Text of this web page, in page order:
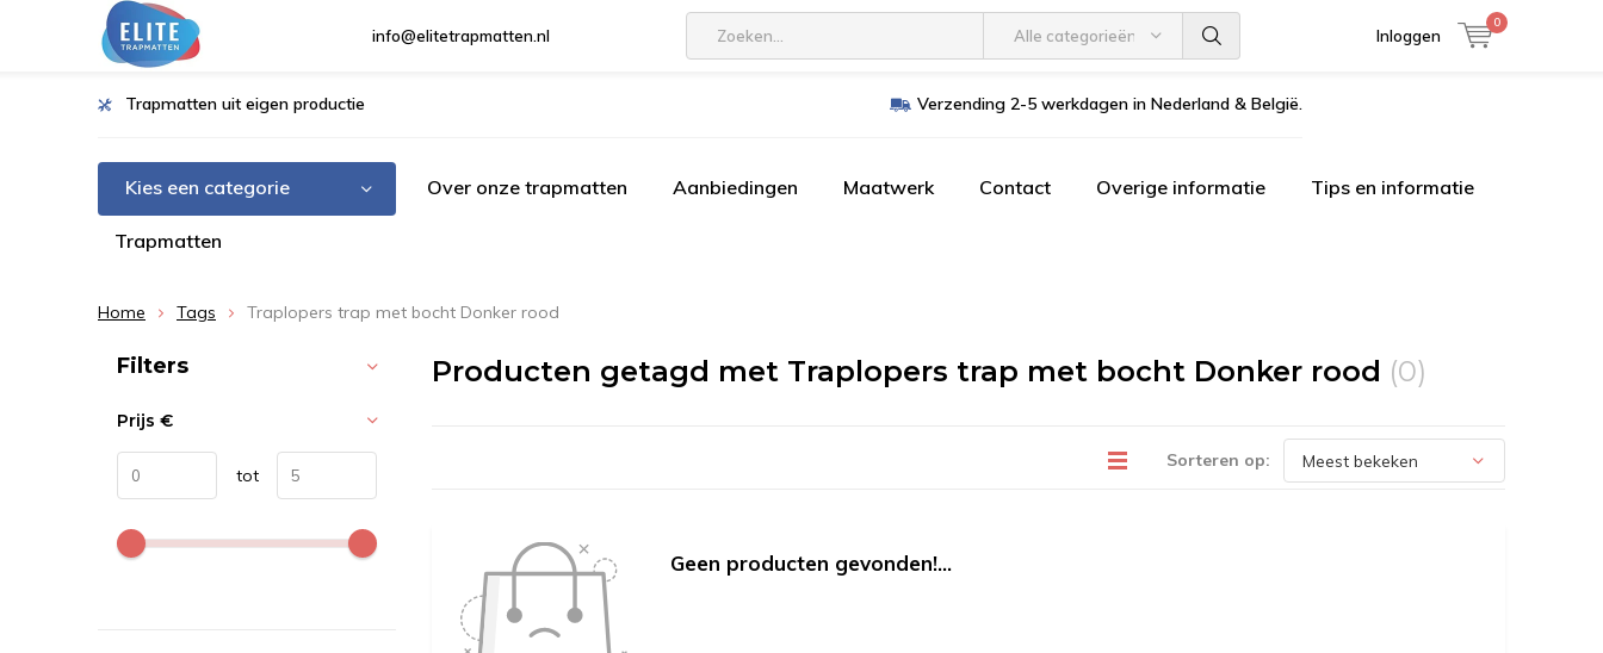
info@elitetrapmatten.nl Alle categorieën Inloggen
0
Trapmatten uit eigen productie Verzending 2-5 werkdagen in Nederland & België.
Kies een categorie Over onze trapmatten Aanbiedingen Maatwerk Contact Overige informatie Tips en informatie
Trapmatten
Home Tags Traplopers trap met bocht Donker rood
Producten getagd met Traplopers trap met bocht Donker rood (0)
Sorteren op:
Geen producten gevonden!...
Sorteren op:
Filters
Prijs €
tot